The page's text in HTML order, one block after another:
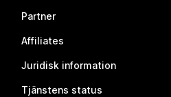
Partner
Affiliates
Juridisk information
Tjänstens status